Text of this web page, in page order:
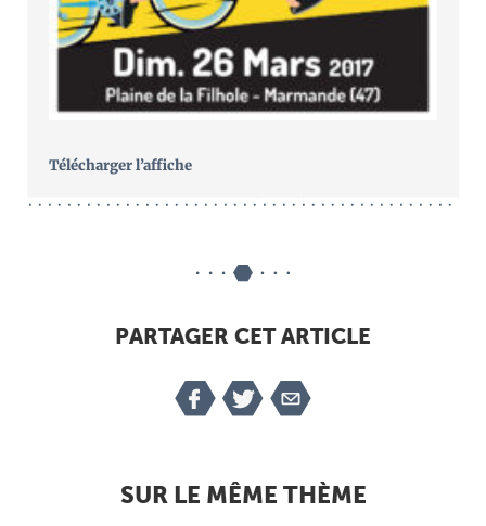
Télécharger l’affiche
PARTAGER CET ARTICLE
SUR LE MÊME THÈME